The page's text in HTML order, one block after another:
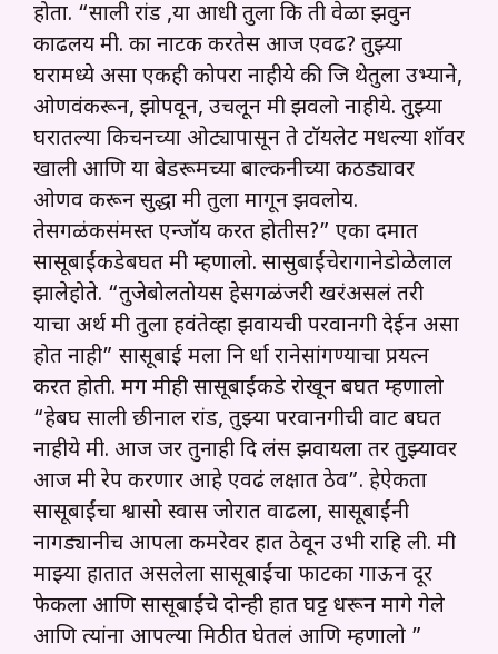
होता. “साली रांड ,या आधी तुला कि ती वेळा झवुन
काढलय मी. का नाटक करतेस आज एवढ? तुझ्या
घरामध्ये असा एकही कोपरा नाहीये की जि थेतुला उभ्याने,
ओणवंकरून, झोपवून, उचलून मी झवलो नाहीये. तुझ्या
घरातल्या किचनच्या ओट्यापासून ते टॉयलेट मधल्या शॉवर
खाली आणि या बेडरूमच्या बाल्कनीच्या कठड्यावर
ओणव करून सुद्धा मी तुला मागून झवलोय.
तेसगळंकसंमस्त एन्जॉय करत होतीस?” एका दमात
सासूबाईंकडेबघत मी म्हणालो. सासुबाईंचेरागानेडोळेलाल
झालेहोते. “तुजेबोलतोयस हेसगळंजरी खरंअसलं तरी
याचा अर्थ मी तुला हवंतेव्हा झवायची परवानगी देईन असा
होत नाही” सासूबाई मला नि र्धा रानेसांगण्याचा प्रयत्न
करत होती. मग मीही सासूबाईंकडे रोखून बघत म्हणालो
“हेबघ साली छीनाल रांड, तुझ्या परवानगीची वाट बघत
नाहीये मी. आज जर तुनाही दि लंस झवायला तर तुझ्यावर
आज मी रेप करणार आहे एवढं लक्षात ठेव”. हेऐकता
सासूबाईंचा श्वासो स्वास जोरात वाढला, सासूबाईंनी
नागड्यानीच आपला कमरेवर हात ठेवून उभी राहि ली. मी
माझ्या हातात असलेला सासूबाईंचा फाटका गाऊन दूर
फेकला आणि सासूबाईंचे दोन्ही हात घट्ट धरून मागे गेले
आणि त्यांना आपल्या मिठीत घेतलं आणि म्हणालो ”